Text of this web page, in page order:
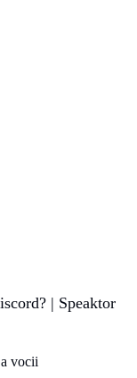
| Speaktor